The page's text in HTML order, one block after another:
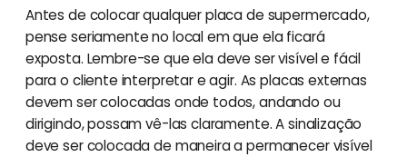
Antes de colocar qualquer placa de supermercado,
pense seriamente no local em que ela ficará
exposta. Lembre-se que ela deve ser visível e fácil
para o cliente interpretar e agir. As placas externas
devem ser colocadas onde todos, andando ou
dirigindo, possam vê-las claramente. A sinalização
deve ser colocada de maneira a permanecer visível